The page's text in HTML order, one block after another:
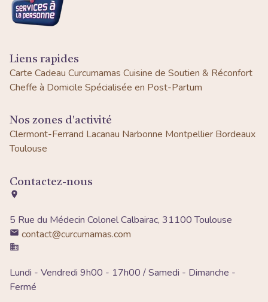
Liens rapides
Carte Cadeau Curcumamas Cuisine de Soutien & Réconfort
Cheffe à Domicile Spécialisée en Post-Partum
Nos zones d'activité
Clermont-Ferrand Lacanau Narbonne Montpellier Bordeaux
Toulouse
Contactez-nous
5 Rue du Médecin Colonel Calbairac, 31100 Toulouse
contact@curcumamas.com
Lundi - Vendredi 9h00 - 17h00 / Samedi - Dimanche -
Fermé